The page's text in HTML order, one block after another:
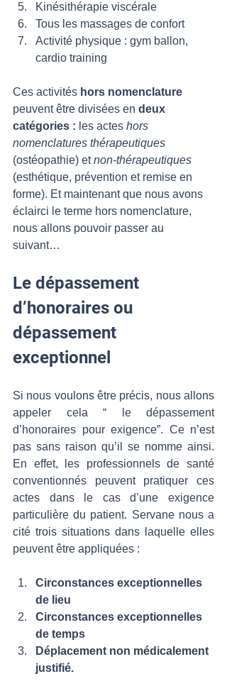
Kinésithérapie viscérale
Tous les massages de confort
Activité physique : gym ballon,
cardio training
Ces activités hors nomenclature
peuvent être divisées en deux
catégories : les actes hors
nomenclatures thérapeutiques
(ostéopathie) et non-thérapeutiques
(esthétique, prévention et remise en
forme). Et maintenant que nous avons
éclairci le terme hors nomenclature,
nous allons pouvoir passer au
suivant…
Le dépassement
d’honoraires ou
dépassement
exceptionnel
Si nous voulons être précis, nous allons
appeler cela “ le dépassement
d’honoraires pour exigence”. Ce n’est
pas sans raison qu’il se nomme ainsi.
En effet, les professionnels de santé
conventionnés peuvent pratiquer ces
actes dans le cas d’une exigence
particulière du patient. Servane nous a
cité trois situations dans laquelle elles
peuvent être appliquées :
Circonstances exceptionnelles
de lieu
Circonstances exceptionnelles
de temps
Déplacement non médicalement
justifié.